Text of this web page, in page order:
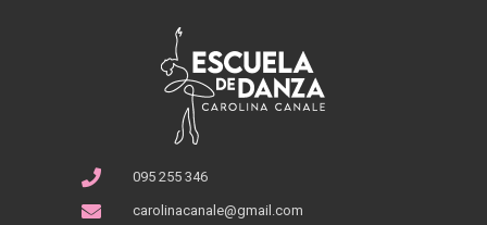
095 255 346
carolinacanale@gmail.com